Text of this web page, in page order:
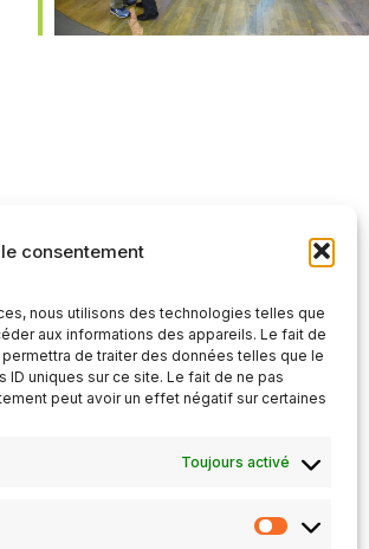
consentement
nous utilisons des technologies telles que
aux informations des appareils. Le fait de
de traiter des données telles que le
uniques sur ce site. Le fait de ne pas
peut avoir un effet négatif sur certaines
Toujours activé
Office 365